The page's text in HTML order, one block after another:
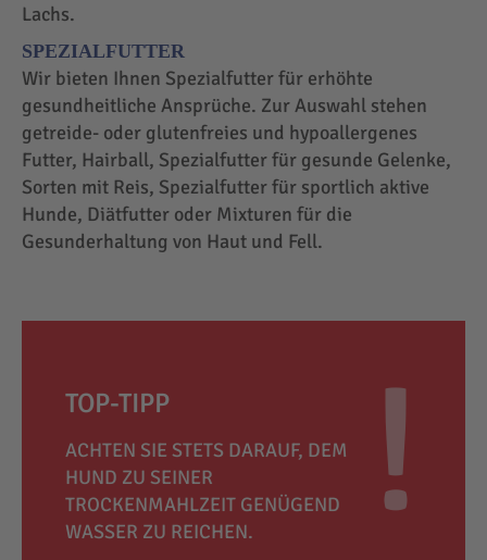
Lachs.
SPEZIALFUTTER
Wir bieten Ihnen Spezialfutter für erhöhte
gesundheitliche Ansprüche. Zur Auswahl stehen
getreide- oder glutenfreies und hypoallergenes
Futter, Hairball, Spezialfutter für gesunde Gelenke,
Sorten mit Reis, Spezialfutter für sportlich aktive
Hunde, Diätfutter oder Mixturen für die
Gesunderhaltung von Haut und Fell.
TOP-TIPP
ACHTEN SIE STETS DARAUF, DEM
HUND ZU SEINER
TROCKENMAHLZEIT GENÜGEND
WASSER ZU REICHEN.